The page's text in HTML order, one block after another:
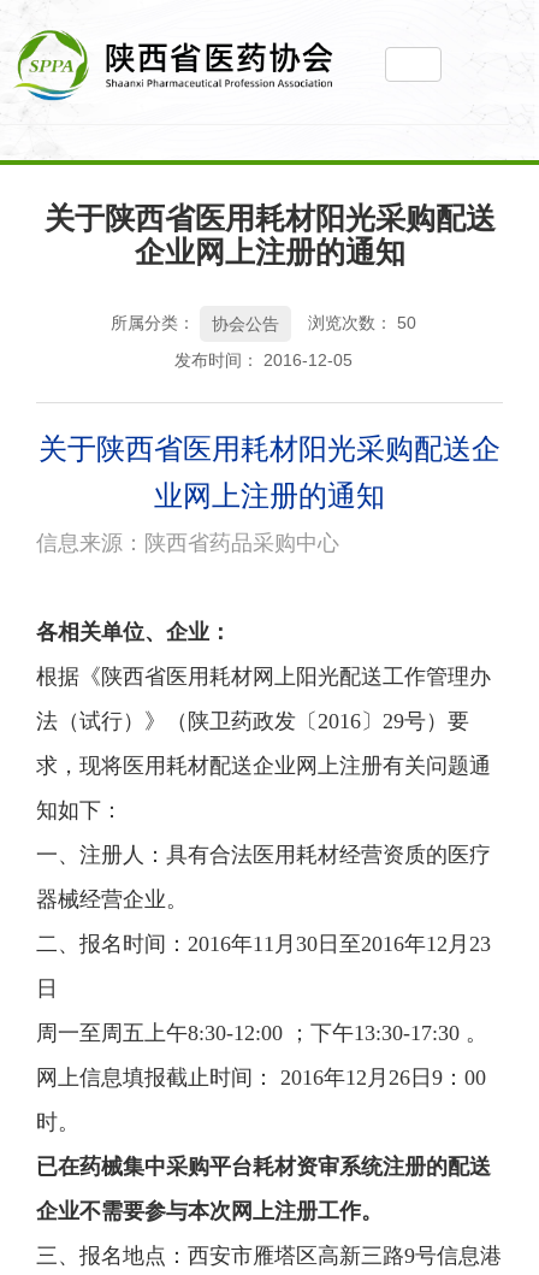
您当前所在位置： 主页 >新闻动态 > 协会公告
关于陕西省医用耗
材阳光采购配送企业网上注册的通知
关于陕西省医用耗材阳光采购配送
企业网上注册的通知
所属分类： 协会公告 浏览次数： 50
发布时间： 2016-12-05
关于陕西省医用耗材阳光采购配送企
业网上注册的通知
信息来源：陕西省药品采购中心
各相关单位、企业：
根据《陕西省医用耗材网上阳光配送工作管理办
法（试行）》（陕卫药政发〔2016〕29号）要
求，现将医用耗材配送企业网上注册有关问题通
知如下：
一、注册人：具有合法医用耗材经营资质的医疗
器械经营企业。
二、报名时间：2016年11月30日至2016年12月23
日
周一至周五上午8:30-12:00 ；下午13:30-17:30 。
网上信息填报截止时间： 2016年12月26日9：00
时。
已在药械集中采购平台耗材资审系统注册的配送
企业不需要参与本次网上注册工作。
三、报名地点：西安市雁塔区高新三路9号信息港